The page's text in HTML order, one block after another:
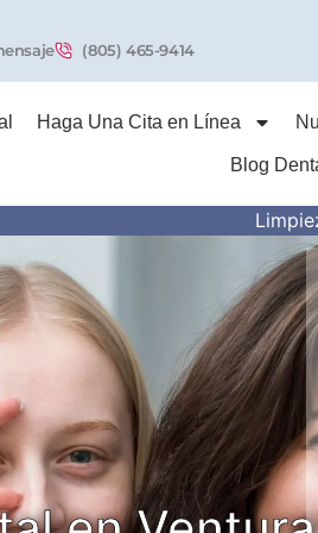
(805) 465-9414
Haga Una Cita en Línea
Blog